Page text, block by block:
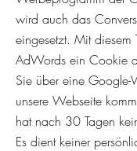
wird auch das
eingesetzt. Mit diesem
AdWords ein Cookie
Sie über eine
unsere Webseite
hat nach 30 Tagen
Es dient keiner